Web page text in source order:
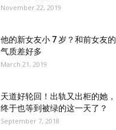
November 22, 2019
他的新女友小 7 岁？和前女友的
气质差好多
March 21, 2019
天道好轮回！出轨又出柜的她，
终于也等到被绿的这一天了？
September 7, 2018